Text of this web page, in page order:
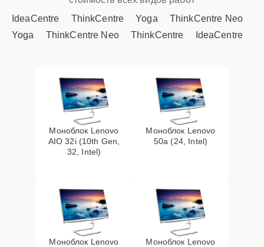
IdeaCentre
ThinkCentre Yoga
ThinkCentre Neo
Yoga
ThinkCentre Neo ThinkCentre IdeaCentre
Моноблок Lenovo
AIO 32i (10th Gen,
32, Intel)
Моноблок Lenovo
50a (24, Intel)
Моноблок Lenovo
Моноблок Lenovo